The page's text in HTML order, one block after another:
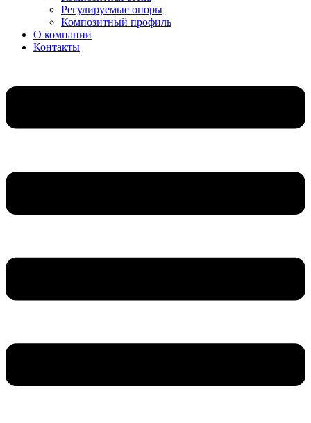
Регулируемые опоры
Композитный профиль
О компании
Контакты